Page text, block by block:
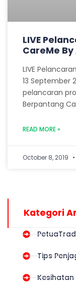
LIVE
CareMe
LIVE
13 September
pelancaran
Berpantang
READ MORE »
October 8, 2019
Kategori
Tips